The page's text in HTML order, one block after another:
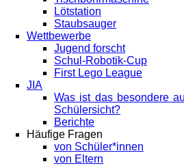
Lötstation
Staubsauger
Wettbewerbe
Jugend forscht
Schul-Robotik-Cup
First Lego League
JIA
Was ist das besondere
Schülersicht?
Berichte
Häufige Fragen
von Schüler*innen
von Eltern